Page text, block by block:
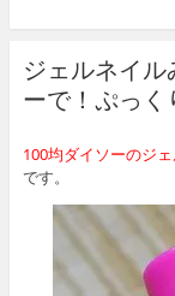
ジェルネイ
ーで！ぷっく
100均ダイソーのジ
です。